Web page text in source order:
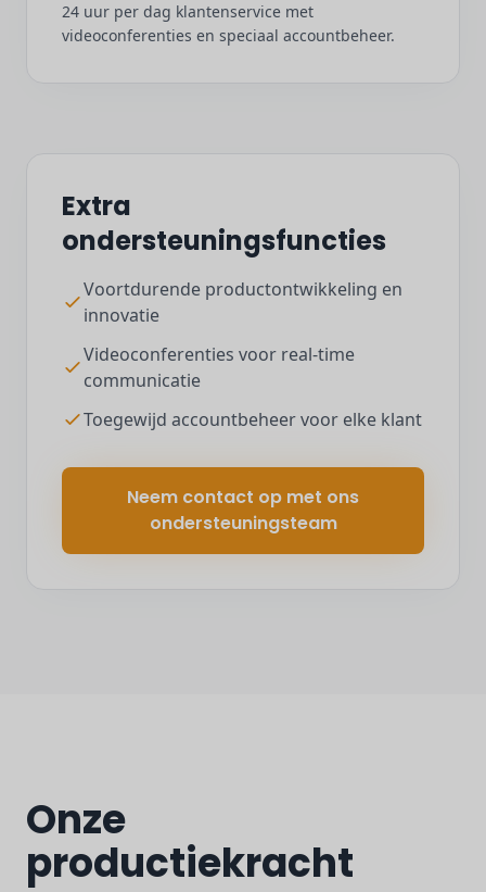
24 uur per dag klantenservice met
videoconferenties en speciaal accountbeheer.
Extra
ondersteuningsfuncties
Voortdurende productontwikkeling en
innovatie
Videoconferenties voor real-time
communicatie
Toegewijd accountbeheer voor elke klant
Neem contact op met ons
ondersteuningsteam
Onze
productiekracht